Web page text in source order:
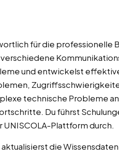
für die professionelle
und entwickelst
technische Probleme
Du führst
UNISCOLA-Plattform durch.
die